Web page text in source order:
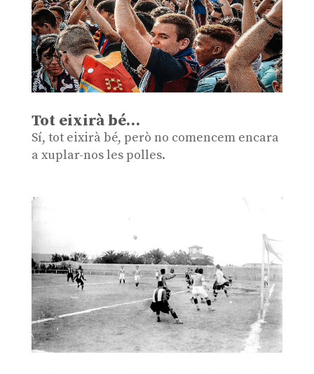
Tot eixirà bé…
Sí, tot eixirà bé, però no comencem encara
a xuplar-nos les polles.